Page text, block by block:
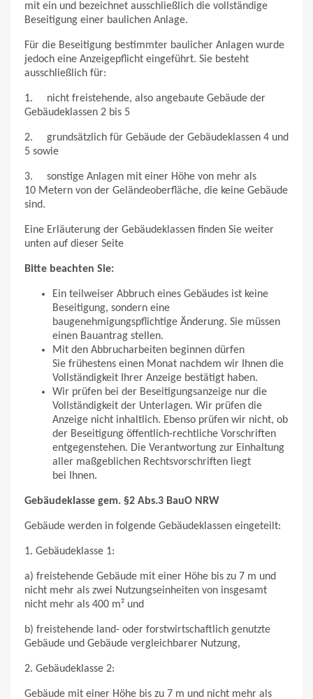
mit ein und bezeichnet ausschließlich die vollständige
Beseitigung einer baulichen Anlage.
Für die Beseitigung bestimmter baulicher Anlagen wurde
jedoch eine Anzeigepflicht eingeführt. Sie besteht
ausschließlich für:
1. nicht freistehende, also angebaute Gebäude der
Gebäudeklassen 2 bis 5
2. grundsätzlich für Gebäude der Gebäudeklassen 4 und
5 sowie
3. sonstige Anlagen mit einer Höhe von mehr als
10 Metern von der Geländeoberfläche, die keine Gebäude
sind.
Eine Erläuterung der Gebäudeklassen finden Sie weiter
unten auf dieser Seite
Bitte beachten Sie:
Ein teilweiser Abbruch eines Gebäudes ist keine
Beseitigung, sondern eine
baugenehmigungspflichtige Änderung. Sie müssen
einen Bauantrag stellen.
Mit den Abbrucharbeiten beginnen dürfen
Sie frühestens einen Monat nachdem wir Ihnen die
Vollständigkeit Ihrer Anzeige bestätigt haben.
Wir prüfen bei der Beseitigungsanzeige nur die
Vollständigkeit der Unterlagen. Wir prüfen die
Anzeige nicht inhaltlich. Ebenso prüfen wir nicht, ob
der Beseitigung öffentlich-rechtliche Vorschriften
entgegenstehen. Die Verantwortung zur Einhaltung
aller maßgeblichen Rechtsvorschriften liegt
bei Ihnen.
Gebäudeklasse gem. §2 Abs.3 BauO NRW
Gebäude werden in folgende Gebäudeklassen eingeteilt:
1. Gebäudeklasse 1:
a) freistehende Gebäude mit einer Höhe bis zu 7 m und
nicht mehr als zwei Nutzungseinheiten von insgesamt
nicht mehr als 400 m² und
b) freistehende land- oder forstwirtschaftlich genutzte
Gebäude und Gebäude vergleichbarer Nutzung,
2. Gebäudeklasse 2:
Gebäude mit einer Höhe bis zu 7 m und nicht mehr als